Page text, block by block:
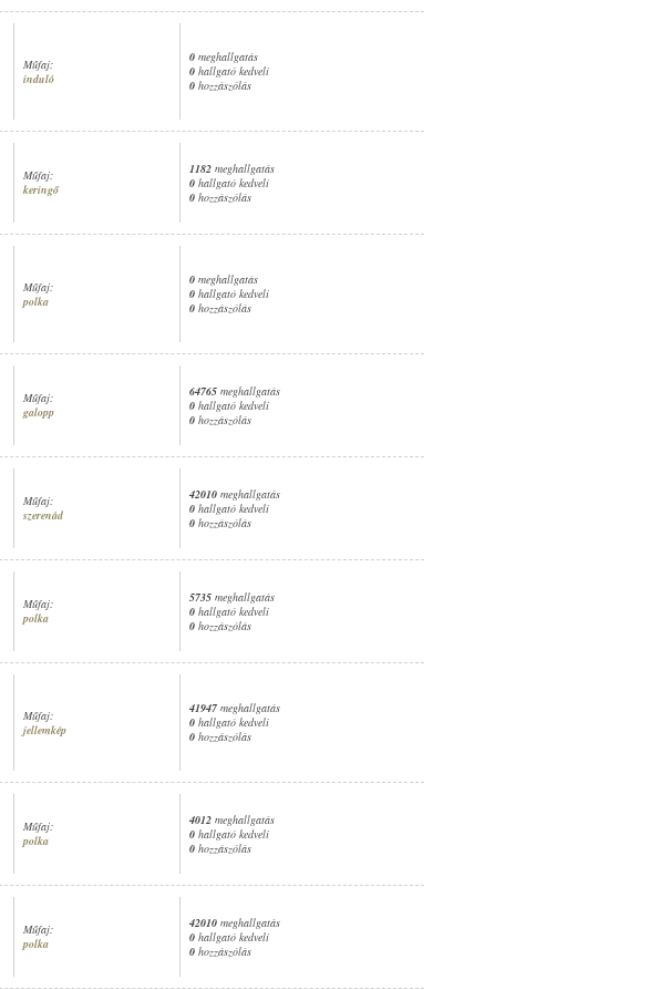
Műfaj:
induló
0 meghallgatás
0 hallgató kedveli
0 hozzászólás
Műfaj:
keringő
1182 meghallgatás
0 hallgató kedveli
0 hozzászólás
Műfaj:
polka
0 meghallgatás
0 hallgató kedveli
0 hozzászólás
Műfaj:
galopp
64765 meghallgatás
0 hallgató kedveli
0 hozzászólás
Műfaj:
szerenád
42010 meghallgatás
0 hallgató kedveli
0 hozzászólás
Műfaj:
polka
5735 meghallgatás
0 hallgató kedveli
0 hozzászólás
Műfaj:
jellemkép
41947 meghallgatás
0 hallgató kedveli
0 hozzászólás
Műfaj:
polka
4012 meghallgatás
0 hallgató kedveli
0 hozzászólás
Műfaj:
polka
42010 meghallgatás
0 hallgató kedveli
0 hozzászólás